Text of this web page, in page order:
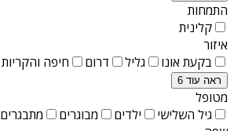
התמחות
קלינית
איזור
בקעת אונו
גליל דרום חיפה והקריות
ראה עוד 6
מטופל
גיל השלישי
ילדים מבוגרים
מתבגרים